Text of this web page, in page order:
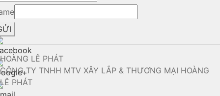
HOÀNG LÊ PHÁT
CÔNG TY TNHH MTV XÂY LẮP & THƯƠNG MẠI HOÀNG
LÊ PHÁT